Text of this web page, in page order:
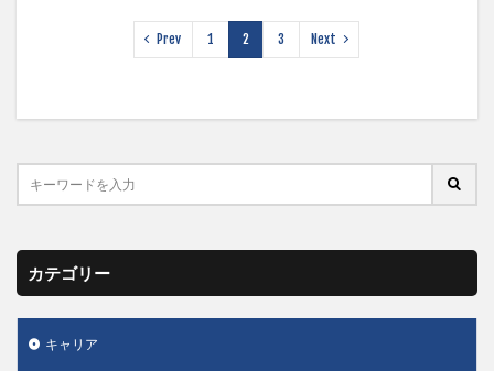
Prev 1 2 3 Next
カテゴリー
キャリア